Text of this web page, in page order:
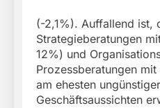
(-2,1%). Auffallend ist,
Strategieberatungen
12%) und
Prozessberatungen
am ehesten
Geschäftsaussichten